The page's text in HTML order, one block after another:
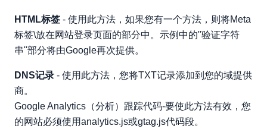
HTML标签 - 使用此方法，如果您有一个方法，则将Meta
标签\放在网站登录页面的部分中。示例中的"验证字符
串"部分将由Google再次提供。
DNS记录 - 使用此方法，您将TXT记录添加到您的域提供
商。
Google Analytics（分析）跟踪代码-要使此方法有效，您
的网站必须使用analytics.js或gtag.js代码段。